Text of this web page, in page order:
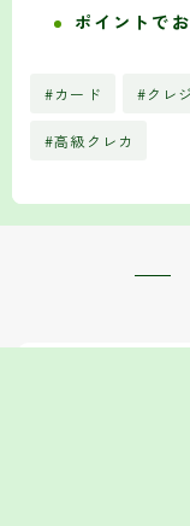
ポイントで
#カード #クレ
#高級クレカ